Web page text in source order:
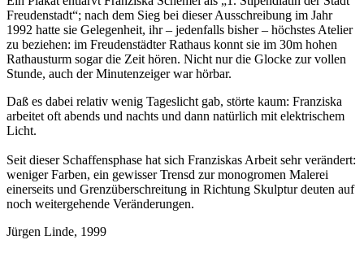
Freudenstadt“; nach dem Sieg bei dieser Ausschreibung im Jahr
1992 hatte sie Gelegenheit, ihr – jedenfalls bisher – höchstes Atelier
zu beziehen: im Freudenstädter Rathaus konnt sie im 30m hohen
Rathausturm sogar die Zeit hören. Nicht nur die Glocke zur vollen
Stunde, auch der Minutenzeiger war hörbar.
Daß es dabei relativ wenig Tageslicht gab, störte kaum: Franziska
arbeitet oft abends und nachts und dann natürlich mit elektrischem
Licht.
Seit dieser Schaffensphase hat sich Franziskas Arbeit sehr verändert:
weniger Farben, ein gewisser Trensd zur monogromen Malerei
einerseits und Grenzüberschreitung in Richtung Skulptur deuten auf
noch weitergehende Veränderungen.
Jürgen Linde, 1999